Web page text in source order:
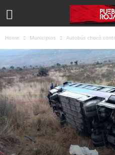
Home Municipios Autobús chocó